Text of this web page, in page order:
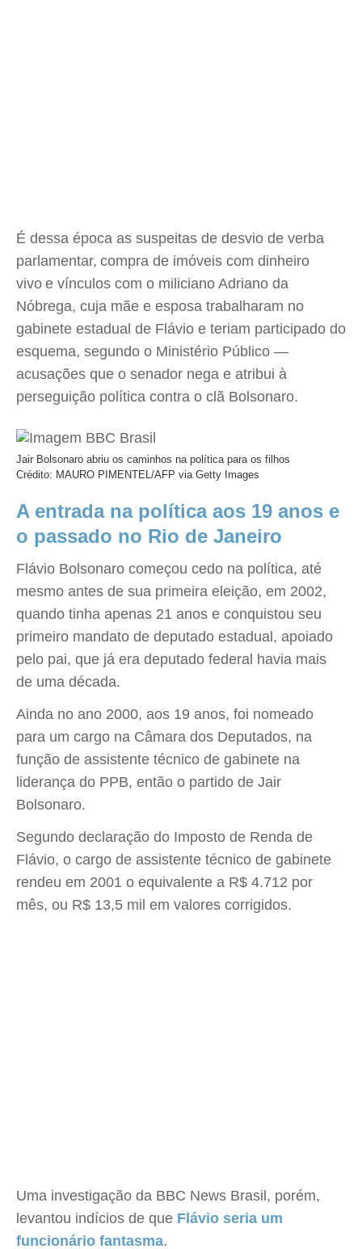
É dessa época as suspeitas de desvio de verba
parlamentar, compra de imóveis com dinheiro
vivo e vínculos com o miliciano Adriano da
Nóbrega, cuja mãe e esposa trabalharam no
gabinete estadual de Flávio e teriam participado do
esquema, segundo o Ministério Público —
acusações que o senador nega e atribui à
perseguição política contra o clã Bolsonaro.
Jair Bolsonaro abriu os caminhos na política para os filhos
Crédito: MAURO PIMENTEL/AFP via Getty Images
A entrada na política aos 19 anos e
o passado no Rio de Janeiro
Flávio Bolsonaro começou cedo na política, até
mesmo antes de sua primeira eleição, em 2002,
quando tinha apenas 21 anos e conquistou seu
primeiro mandato de deputado estadual, apoiado
pelo pai, que já era deputado federal havia mais
de uma década.
Ainda no ano 2000, aos 19 anos, foi nomeado
para um cargo na Câmara dos Deputados, na
função de assistente técnico de gabinete na
liderança do PPB, então o partido de Jair
Bolsonaro.
Segundo declaração do Imposto de Renda de
Flávio, o cargo de assistente técnico de gabinete
rendeu em 2001 o equivalente a R$ 4.712 por
mês, ou R$ 13,5 mil em valores corrigidos.
Uma investigação da BBC News Brasil, porém,
levantou indícios de que Flávio seria um
funcionário fantasma.